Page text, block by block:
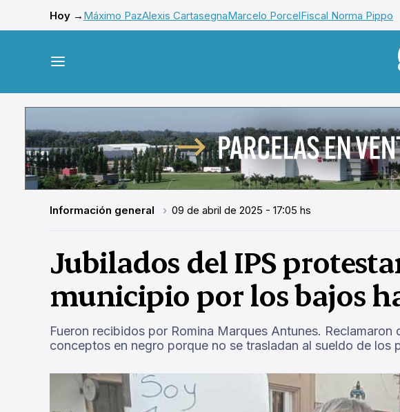
Hoy → Máximo PazAlexis CartasegnaMarcelo PorcelFiscal Norma Pippo
Información general 09 de abril de 2025 - 17:05 hs
Jubilados del IPS
municipio por los bajos
Fueron recibidos por Romina Marques Antunes.
conceptos en negro porque no se trasladan al sueldo de los